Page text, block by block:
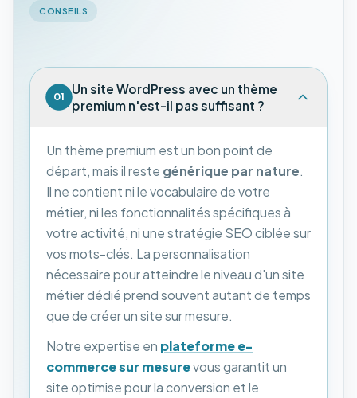
CONSEILS
01
Un site WordPress avec un thème
premium n'est-il pas suffisant ?
Un thème premium est un bon point de
départ, mais il reste générique par nature.
Il ne contient ni le vocabulaire de votre
métier, ni les fonctionnalités spécifiques à
votre activité, ni une stratégie SEO ciblée sur
vos mots-clés. La personnalisation
nécessaire pour atteindre le niveau d'un site
métier dédié prend souvent autant de temps
que de créer un site sur mesure.
Notre expertise en plateforme e-
commerce sur mesurevous garantit un
site optimise pour la conversion et le